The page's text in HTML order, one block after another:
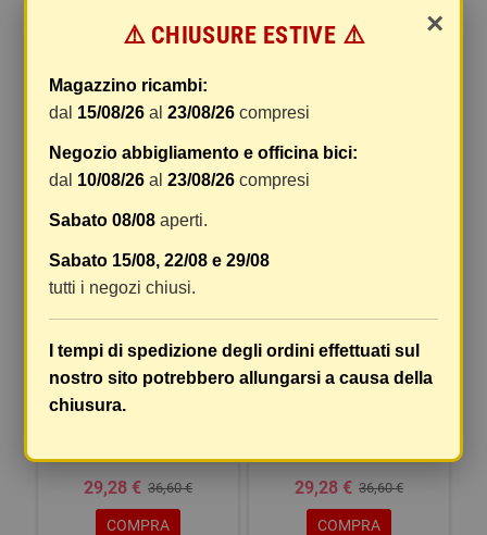
90X35 MM - ROSSO
5,68 € 5,73 €
CATARIFRANGENTE TARGA -
TYPE 1
-20%
AERO-X EVO 1, PORTATARGA
29,28 € 36,60 €
COMPRA
-20%
AERO-X EVO 2, PORTATARGA
29,28 € 36,60 €
COMPRA
×
⚠️ CHIUSURE ESTIVE ⚠️
Magazzino ricambi:
dal 15/08/26 al23/08/26 compresi
Negozio abbigliamento e officina bici:
dal 10/08/26 al23/08/26 compresi
Sabato 08/08 aperti.
Sabato 15/08, 22/08 e 29/08
tutti i negozi chiusi.
I tempi di spedizione degli ordini effettuati sul
nostro sito potrebbero allungarsi a causa della
chiusura.